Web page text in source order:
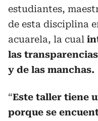
estudiantes,
de esta disciplina
acuarela, la cual
las
y de las manchas.
“Este taller tiene
porque se